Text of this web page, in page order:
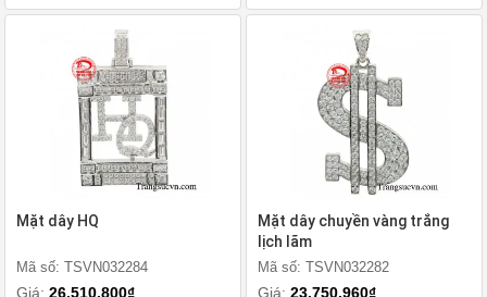
Mặt dây HQ
Mã số: TSVN032284
Giá: 26.510.800₫
Mặt dây chuyền vàng trắng
lịch lãm
Mã số: TSVN032282
Giá: 23.750.960₫